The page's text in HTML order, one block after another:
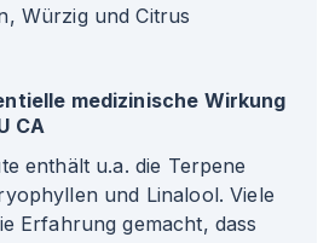
Würzig und Citrus
medizinische Wirkung
CA
enthält u.a. die Terpene
und Linalool. Viele
Erfahrung gemacht, dass